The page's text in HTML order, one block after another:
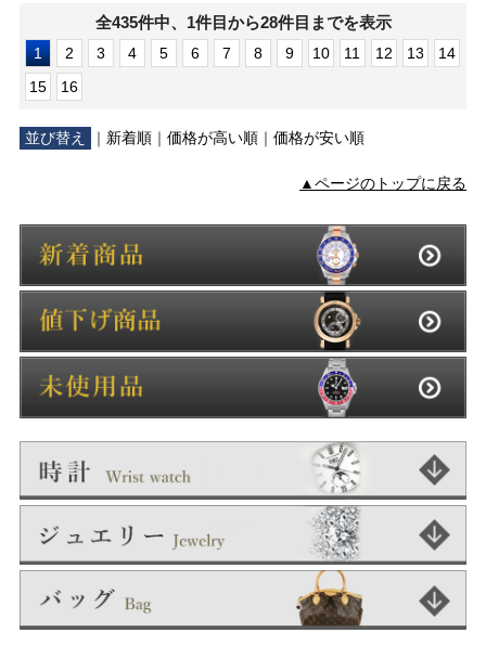
全435件中、1件目から28件目までを表示
1 2 3 4 5 6 7 8 9 10 11 12 13
14
15
16
並び替え ｜ 新着順｜ 価格が高い順｜ 価格が安い順
▲ページのトップに戻る